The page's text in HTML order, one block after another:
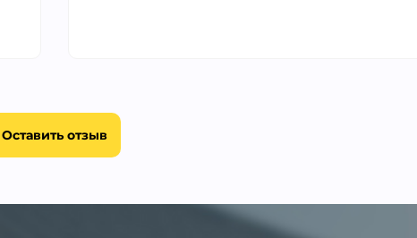
Оставить отзыв